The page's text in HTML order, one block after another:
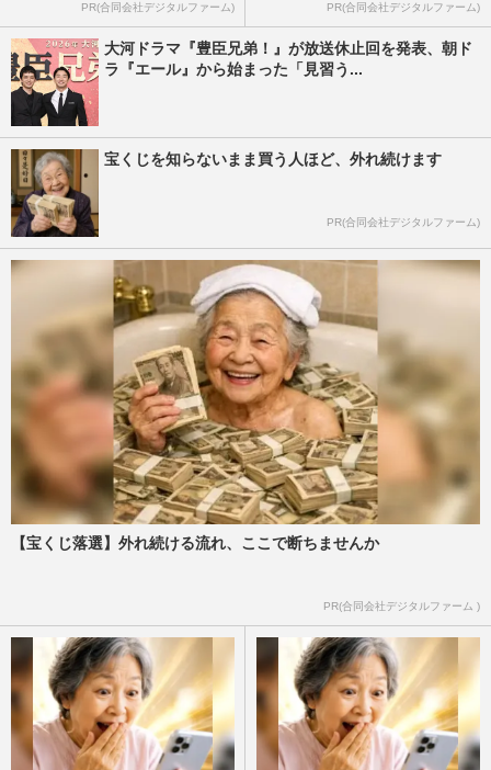
PR(合同会社デジタルファーム) PR(合同会社デジタルファーム)
大河ドラマ『豊臣兄弟！』が放送休止回を発表、朝ド
ラ『エール』から始まった「見習う...
宝くじを知らないまま買う人ほど、外れ続けます
PR(合同会社デジタルファーム)
【宝くじ落選】外れ続ける流れ、ここで断ちませんか
PR(合同会社デジタルファーム )